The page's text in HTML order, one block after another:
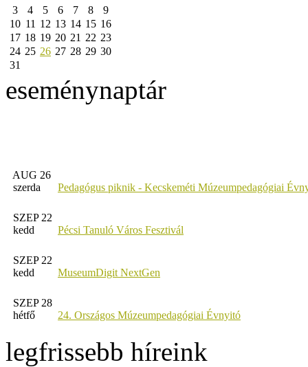
3
4 5 6 7 8
9
10 11 12 13 14 15 16
17 18 19 20 21 22 23
24 25 26 27 28 29 30
31
eseménynaptár
AUG 26
szerda
Pedagógus piknik - Kecskeméti Múzeumpedagógiai
SZEP 22
kedd
Pécsi Tanuló Város Fesztivál
SZEP 22
kedd
MuseumDigit NextGen
SZEP 28
hétfő
24. Országos Múzeumpedagógiai Évnyitó
legfrissebb híreink